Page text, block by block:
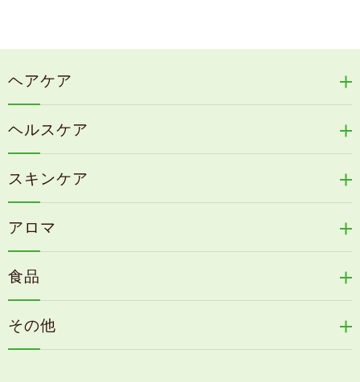
ヘアケア
冷感育毛エッセンス
リリィジュミスト
リリィジュサプリ
毛歓
ヘアケアその他
ヘルスケア
天の葉健康緑茶
カイアポシリーズ
速感伝統香醋
古家のにんにく
目の疲労感・首肩に感じる負担緩和サプリ
スキンケア
うる肌箋
フェミールホワイトNKB
アロマ
浦上式アロマシリーズ
色彩マスク
食品
その他